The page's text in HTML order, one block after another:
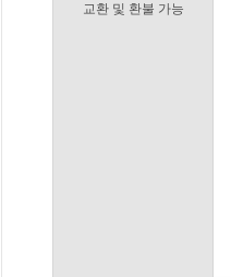
교환 및 환불 가능